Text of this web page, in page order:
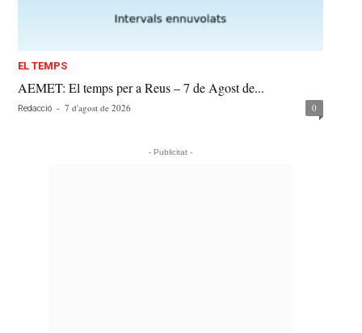
EL TEMPS
AEMET: El temps per a Reus – 7 de Agost de...
Redacció - 7 d'agost de 2026 0
- Publicitat -